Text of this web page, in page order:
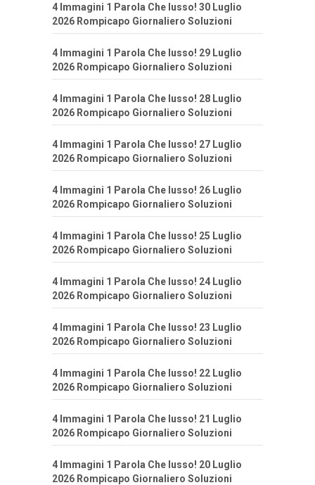
4 Immagini 1 Parola Che lusso! 30 Luglio
2026 Rompicapo Giornaliero Soluzioni
4 Immagini 1 Parola Che lusso! 29 Luglio
2026 Rompicapo Giornaliero Soluzioni
4 Immagini 1 Parola Che lusso! 28 Luglio
2026 Rompicapo Giornaliero Soluzioni
4 Immagini 1 Parola Che lusso! 27 Luglio
2026 Rompicapo Giornaliero Soluzioni
4 Immagini 1 Parola Che lusso! 26 Luglio
2026 Rompicapo Giornaliero Soluzioni
4 Immagini 1 Parola Che lusso! 25 Luglio
2026 Rompicapo Giornaliero Soluzioni
4 Immagini 1 Parola Che lusso! 24 Luglio
2026 Rompicapo Giornaliero Soluzioni
4 Immagini 1 Parola Che lusso! 23 Luglio
2026 Rompicapo Giornaliero Soluzioni
4 Immagini 1 Parola Che lusso! 22 Luglio
2026 Rompicapo Giornaliero Soluzioni
4 Immagini 1 Parola Che lusso! 21 Luglio
2026 Rompicapo Giornaliero Soluzioni
4 Immagini 1 Parola Che lusso! 20 Luglio
2026 Rompicapo Giornaliero Soluzioni